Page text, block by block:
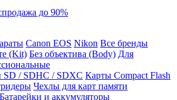
до 90%
Canon EOS Nikon Все бренды
(Kit) Без объектива (Body) Для
SD / SDHC / SDXC Карты Compact Flash
Чехлы для карт памяти
Батарейки и аккумуляторы